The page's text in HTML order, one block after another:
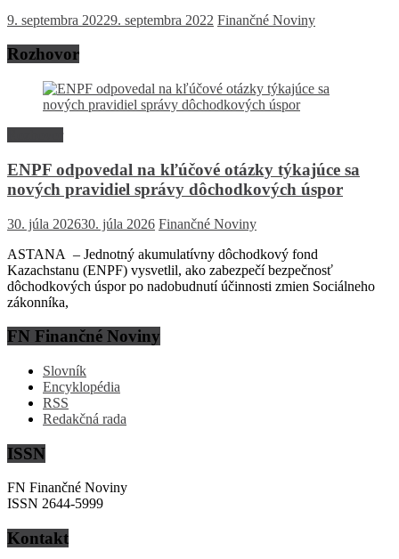
9. septembra 20229. septembra 2022 Finančné Noviny
Rozhovor
ENPF odpovedal na kľúčové otázky týkajúce sa
nových pravidiel správy dôchodkových úspor
30. júla 202630. júla 2026 Finančné Noviny
ASTANA – Jednotný akumulatívny dôchodkový fond
Kazachstanu (ENPF) vysvetlil, ako zabezpečí bezpečnosť
dôchodkových úspor po nadobudnutí účinnosti zmien Sociálneho
zákonníka,
FN Finančné Noviny
Slovník
Encyklopédia
RSS
Redakčná rada
ISSN
FN Finančné Noviny
ISSN 2644-5999
Kontakt